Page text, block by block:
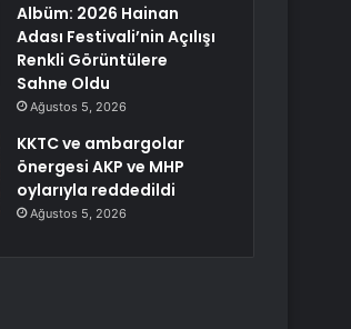
Albüm: 2026 Hainan
Adası Festivali’nin Açılışı
Renkli Görüntülere
Sahne Oldu
Ağustos 5, 2026
KKTC ve ambargolar
önergesi AKP ve MHP
oylarıyla reddedildi
Ağustos 5, 2026